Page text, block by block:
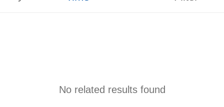
No related results found